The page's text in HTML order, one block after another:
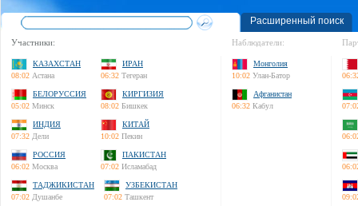
Расширенный поиск
Участники:
КАЗАХСТАН
08:02 Астана
ИРАН
06:32 Тегеран
БЕЛОРУССИЯ
05:02 Минск
КИРГИЗИЯ
08:02 Бишкек
ИНДИЯ
07:32 Дели
КИТАЙ
10:02 Пекин
РОССИЯ
06:02 Москва
ПАКИСТАН
07:02 Исламабад
ТАДЖИКИСТАН
07:02 Душанбе
УЗБЕКИСТАН
07:02 Ташкент
Наблюдатели:
Монголия
10:02 Улан-Батор
Афганистан
06:32 Кабул